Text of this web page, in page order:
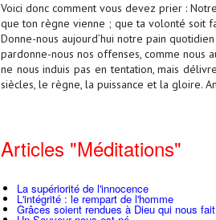
Voici donc comment vous devez prier :
que ton règne vienne ; que ta volonté soit
Donne-nous aujourd’hui notre pain
pardonne-nous nos offenses, comme nous
ne nous induis pas en tentation, mais
siècles, le règne, la puissance et la gloire.
Articles "Méditations"
La supériorité de l'innocence
L'intégrité : le rempart de l'homme
Grâces soient rendues à Dieu qui nous